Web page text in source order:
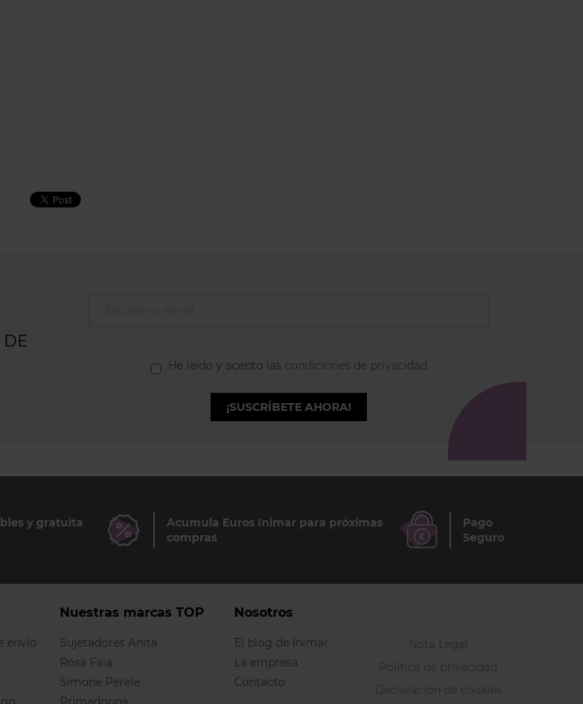
DE
He leído y acepto las condiciones de privacidad
¡SUSCRÍBETE AHORA!
y gratuita
Acumula Euros Inimar para próximas
compras
Pago
Seguro
envío
Nuestras marcas TOP
Sujetadores Anita
Rosa Faia
Simone Perele
Nosotros
El blog de Inimar
La empresa
Contacto
Nota Legal
Política de privacidad
Declaración de cookies